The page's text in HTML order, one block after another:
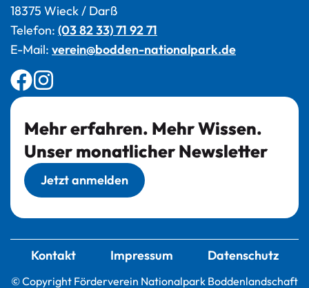
18375 Wieck / Darß
Telefon: (03 82 33) 71 92 71
E-Mail: verein@bodden-nationalpark.de
Mehr erfahren. Mehr Wissen.
Unser monatlicher Newsletter
Jetzt anmelden
Kontakt Impressum Datenschutz
© Copyright Förderverein Nationalpark Boddenlandschaft